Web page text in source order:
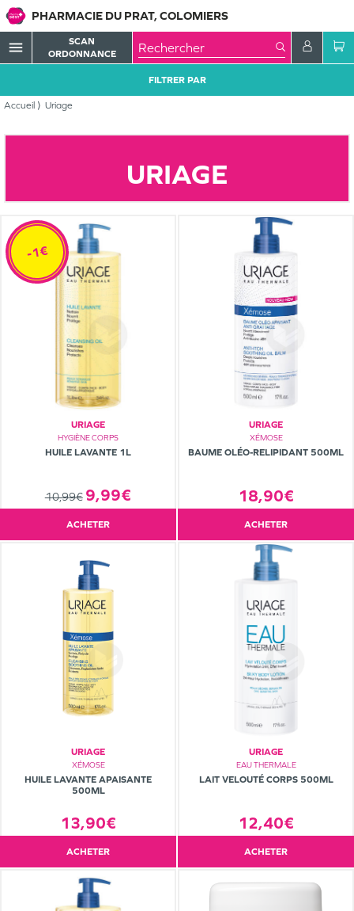
PHARMACIE DU PRAT, COLOMIERS
menu
SCAN
ORDONNANCE
Accueil Uriage
FILTRER PAR
URIAGE
URIAGE
HYGIÈNE CORPS
HUILE LAVANTE 1L
10,99€ 9,99€
-1€
ACHETER
URIAGE
XÉMOSE
BAUME OLÉO-RELIPIDANT 500ML
18,90€
ACHETER
URIAGE
XÉMOSE
HUILE LAVANTE APAISANTE
500ML
13,90€
ACHETER
URIAGE
EAU THERMALE
LAIT VELOUTÉ CORPS 500ML
12,40€
ACHETER